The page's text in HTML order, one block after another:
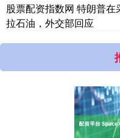
股票配资指数网 特朗普
拉石油，外交部回应